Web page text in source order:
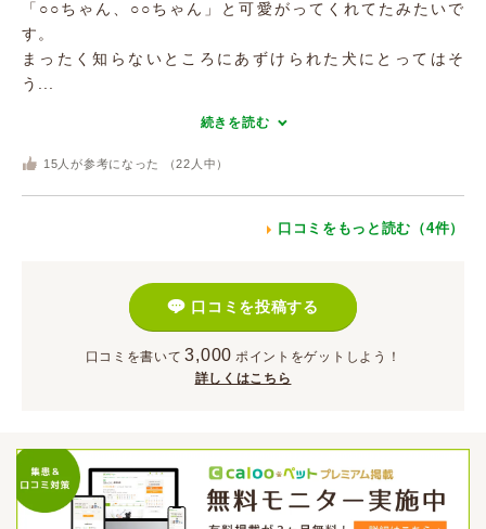
「○○ちゃん、○○ちゃん」と可愛がってくれてたみたいで
す。
まったく知らないところにあずけられた犬にとってはそ
う...
続きを読む
15 人が参考になった （22 人中）
口コミをもっと読む（4件）
口コミを投稿する
口コミを書いて 3,000 ポイント をゲットしよう！
詳しくはこちら